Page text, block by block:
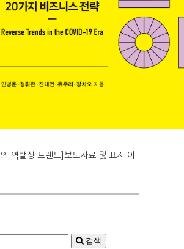
역발상 트렌드]보도자료 및 표지 이
검색